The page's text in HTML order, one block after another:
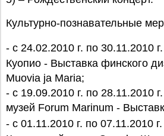
Культурно-познавательные
- с 24.02.2010 г. по 30.11.2010
Куопио - Выставка финского
Muovia ja Maria;
- с 19.09.2010 г. по 28.11.2010
музей Forum Marinum -
- с 01.11.2010 г. по 07.11.2010